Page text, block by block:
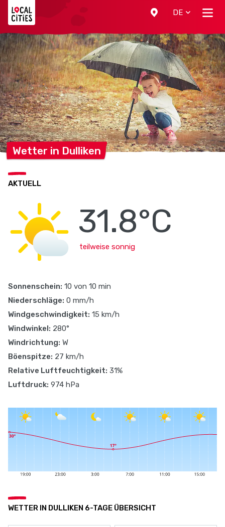
DE
Wetter in Dulliken
AKTUELL
31.8°C
teilweise sonnig
Sonnenschein: 10 von 10 min
Niederschläge: 0 mm/h
Windgeschwindigkeit: 15 km/h
Windwinkel: 280°
Windrichtung: W
Böenspitze: 27 km/h
Relative Luftfeuchtigkeit: 31%
Luftdruck: 974 hPa
WETTER IN DULLIKEN 6-TAGE ÜBERSICHT